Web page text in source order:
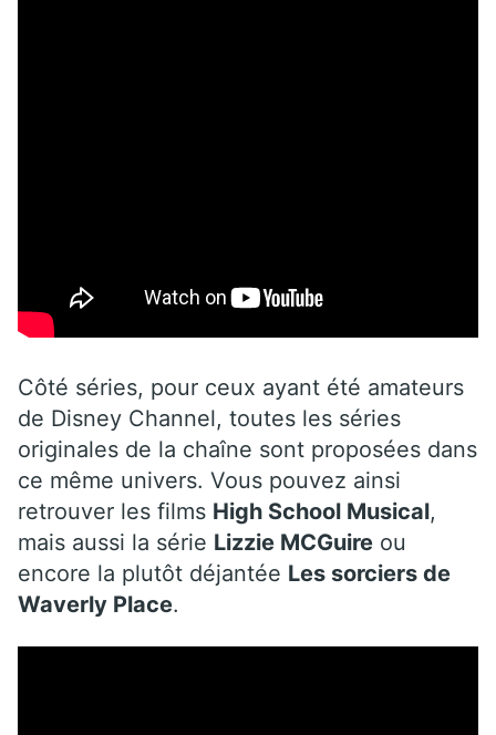
Côté séries, pour ceux ayant été amateurs
de Disney Channel, toutes les séries
originales de la chaîne sont proposées dans
ce même univers. Vous pouvez ainsi
retrouver les films High School Musical,
mais aussi la série Lizzie MCGuire ou
encore la plutôt déjantée Les sorciers de
Waverly Place.